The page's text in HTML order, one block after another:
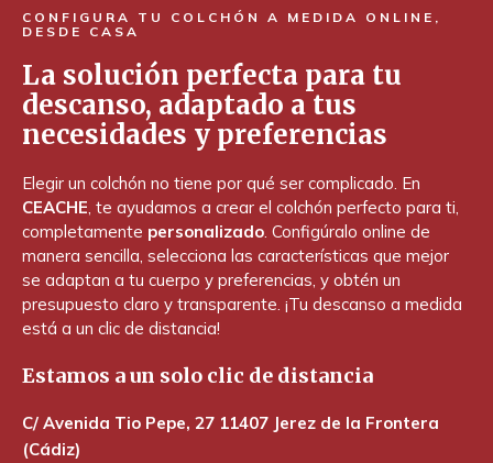
CONFIGURA TU COLCHÓN A MEDIDA ONLINE,
DESDE CASA
La solución perfecta para tu
descanso, adaptado a tus
necesidades y preferencias
Elegir un colchón no tiene por qué ser complicado. En
CEACHE , te ayudamos a crear el colchón perfecto para ti,
completamente personalizado . Configúralo online de
manera sencilla, selecciona las características que mejor
se adaptan a tu cuerpo y preferencias, y obtén un
presupuesto claro y transparente. ¡Tu descanso a medida
está a un clic de distancia!
Estamos a un solo clic de distancia
C/ Avenida Tio Pepe, 27 11407 Jerez de la Frontera
(Cádiz)